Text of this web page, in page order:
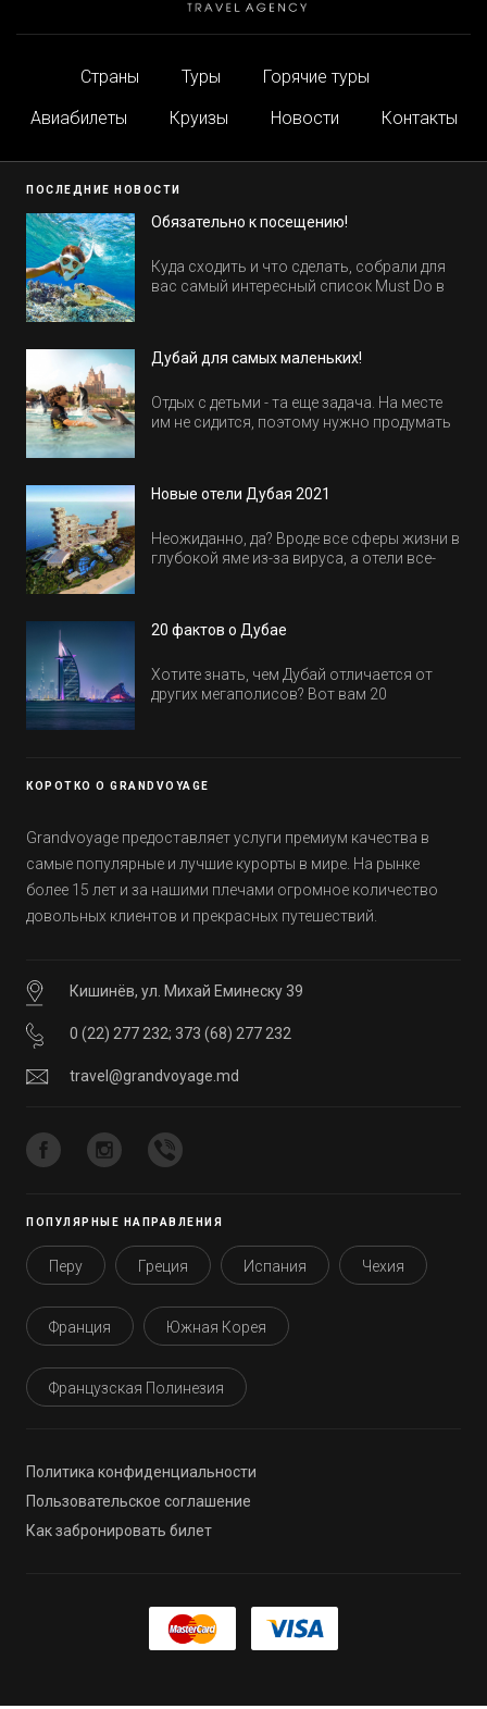
Страны Туры
Горячие туры
Авиабилеты
Круизы Новости Контакты
ПОСЛЕДНИЕ НОВОСТИ
Обязательно к посещению!
Куда сходить и что сделать, собрали для
вас самый интересный список Must Do в
Дубай для самых маленьких!
Отдых с детьми - та еще задача. На месте
им не сидится, поэтому нужно продумать
Новые отели Дубая 2021
Неожиданно, да? Вроде все сферы жизни в
глубокой яме из-за вируса, а отели все-
обычно на первые заезды дают промо-
20 фактов о Дубае
Хотите знать, чем Дубай отличается от
других мегаполисов? Вот вам 20
КОРОТКО О GRANDVOYAGE
Grandvoyage предоставляет услуги премиум качества в
самые популярные и лучшие курорты в мире. На рынке
более 15 лет и за нашими плечами огромное количество
довольных клиентов и прекрасных путешествий.
Кишинёв, ул. Михай Еминеску 39
0 (22) 277 232; 373 (68) 277 232
travel@grandvoyage.md
ПОПУЛЯРНЫЕ НАПРАВЛЕНИЯ
Перу Греция Испания Чехия
Франция Южная Корея
Французская Полинезия
Политика конфиденциальности
Пользовательское соглашение
Как забронировать билет